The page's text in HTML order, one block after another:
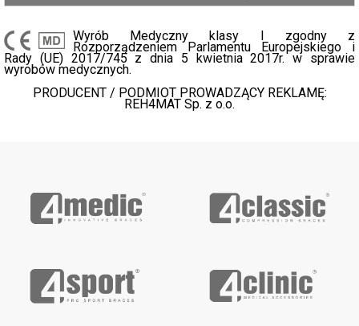
Wyrób Medyczny klasy I zgodny z
Rozporządzeniem Parlamentu Europejskiego i
Rady (UE) 2017/745 z dnia 5 kwietnia 2017r. w sprawie
wyrobów medycznych.
PRODUCENT / PODMIOT PROWADZĄCY REKLAMĘ:
REH4MAT Sp. z o.o.